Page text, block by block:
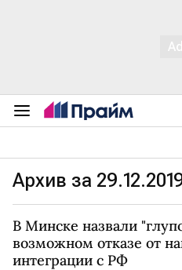
Архив за
В Минске назвали
возможном отказе от
интеграции с РФ